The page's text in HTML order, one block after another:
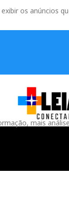
os anúncios
mais